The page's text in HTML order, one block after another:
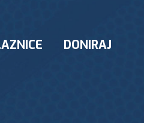
DONIRAJ